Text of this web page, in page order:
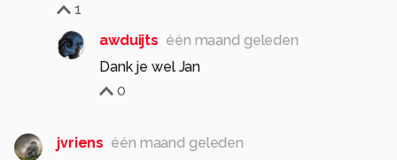
1
awduijts één maand geleden
Dank je wel Jan
0
jvriens één maand geleden